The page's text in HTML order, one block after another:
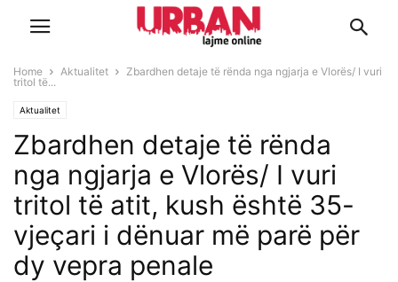
Home Aktualitet
Zbardhen detaje të rënda nga ngjarja e Vlorës/ I vuri
tritol të...
Aktualitet
Zbardhen detaje të rënda
nga ngjarja e Vlorës/ I vuri
tritol të atit, kush është 35-
vjeçari i dënuar më parë për
dy vepra penale